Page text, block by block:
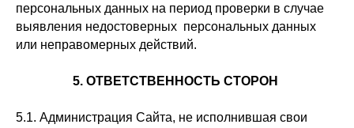
персональных данных на период проверки в случае
выявления недостоверных персональных данных
или неправомерных действий.
5. ОТВЕТСТВЕННОСТЬ СТОРОН
5.1. Администрация Сайта, не исполнившая свои